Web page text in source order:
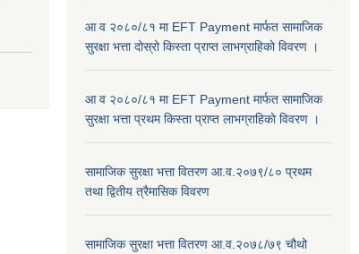
आ व २०८०/८१ मा EFT Payment मार्फत सामाजिक
सुरक्षा भत्ता दोस्रो किस्ता प्राप्त लाभग्राहिकाे विवरण ।
आ व २०८०/८१ मा EFT Payment मार्फत सामाजिक
सुरक्षा भत्ता प्रथम किस्ता प्राप्त लाभग्राहिकाे विवरण ।
सामाजिक सुरक्षा भत्ता वितरण आ.व.२०७९/८० प्रथम
तथा द्वितीय त्रैमासिक विवरण
सामाजिक सुरक्षा भत्ता वितरण आ.व.२०७८/७९ चौथो